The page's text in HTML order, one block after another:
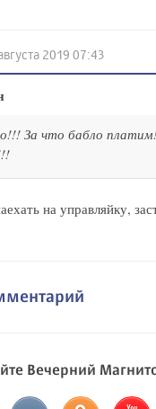
2019 07:43
За что бабло
на управляйку,
Вечерний